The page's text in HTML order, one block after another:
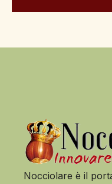
Nocciolare è il